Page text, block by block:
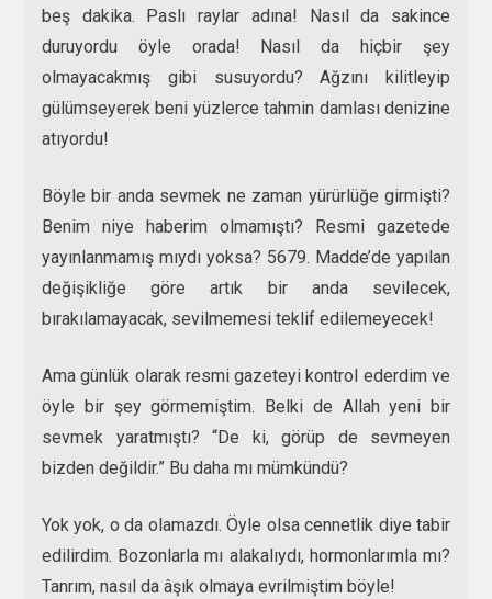
beş dakika. Paslı raylar adına! Nasıl da sakince
duruyordu öyle orada! Nasıl da hiçbir şey
olmayacakmış gibi susuyordu? Ağzını kilitleyip
gülümseyerek beni yüzlerce tahmin damlası denizine
atıyordu!
Böyle bir anda sevmek ne zaman yürürlüğe girmişti?
Benim niye haberim olmamıştı? Resmi gazetede
yayınlanmamış mıydı yoksa? 5679. Madde’de yapılan
değişikliğe göre artık bir anda sevilecek,
bırakılamayacak, sevilmemesi teklif edilemeyecek!
Ama günlük olarak resmi gazeteyi kontrol ederdim ve
öyle bir şey görmemiştim. Belki de Allah yeni bir
sevmek yaratmıştı? “De ki, görüp de sevmeyen
bizden değildir.” Bu daha mı mümkündü?
Yok yok, o da olamazdı. Öyle olsa cennetlik diye tabir
edilirdim. Bozonlarla mı alakalıydı, hormonlarımla mı?
Tanrım, nasıl da âşık olmaya evrilmiştim böyle!